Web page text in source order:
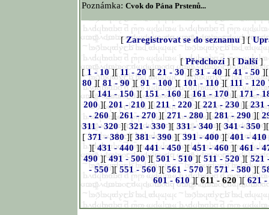
Poznámka: Cvok do Pána Prstenů...
[Zaregistrovat se do seznamu] [
[Předchozí] [Další]
[1 - 10][11 - 20][21 - 30][31 - 40][41 - 50
80][81 - 90][91 - 100][ 101 - 110][111 - 120
][141 - 150][151 - 160][161 - 170][171 -
200][201 - 210][211 - 220][221 - 230][231
- 260][261 - 270][271 - 280][281 - 290][
311 - 320][321 - 330][ 331 - 340][341 - 350
[371 - 380][381 - 390][391 - 400][401 - 410
][431 - 440][441 - 450][451 - 460][461 -
490][491 - 500][501 - 510][511 - 520][521
- 550][551 - 560][561 - 570][571 - 580][
601 - 610][611 - 620][621